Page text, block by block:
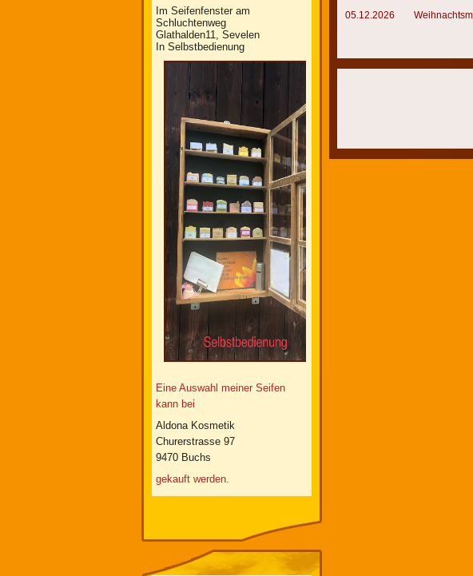
05.12.2026
Im Seifenfenster am
Schluchtenweg
Glathalden11, Sevelen
In Selbstbedienung
Eine Auswahl meiner Seifen
kann bei
Aldona Kosmetik
Churerstrasse 97
9470 Buchs
gekauft werden.